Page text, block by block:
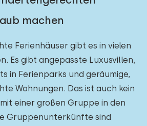
machen
Ferienhäuser gibt es in vielen
Es gibt angepasste Luxusvillen,
in Ferienparks und geräumige,
Wohnungen. Das ist auch kein
einer großen Gruppe in den
Gruppenunterkünfte sind